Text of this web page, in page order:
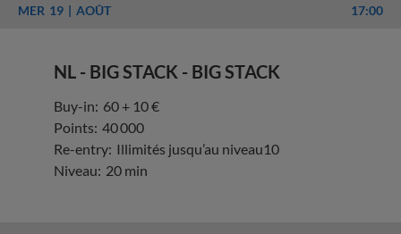
MER 19 AOÛT 17:00
NL - BIG STACK - BIG STACK
Buy-in: 60 + 10 €
Points: 40 000
Re-entry: Illimités jusqu’au niveau10
Niveau: 20 min